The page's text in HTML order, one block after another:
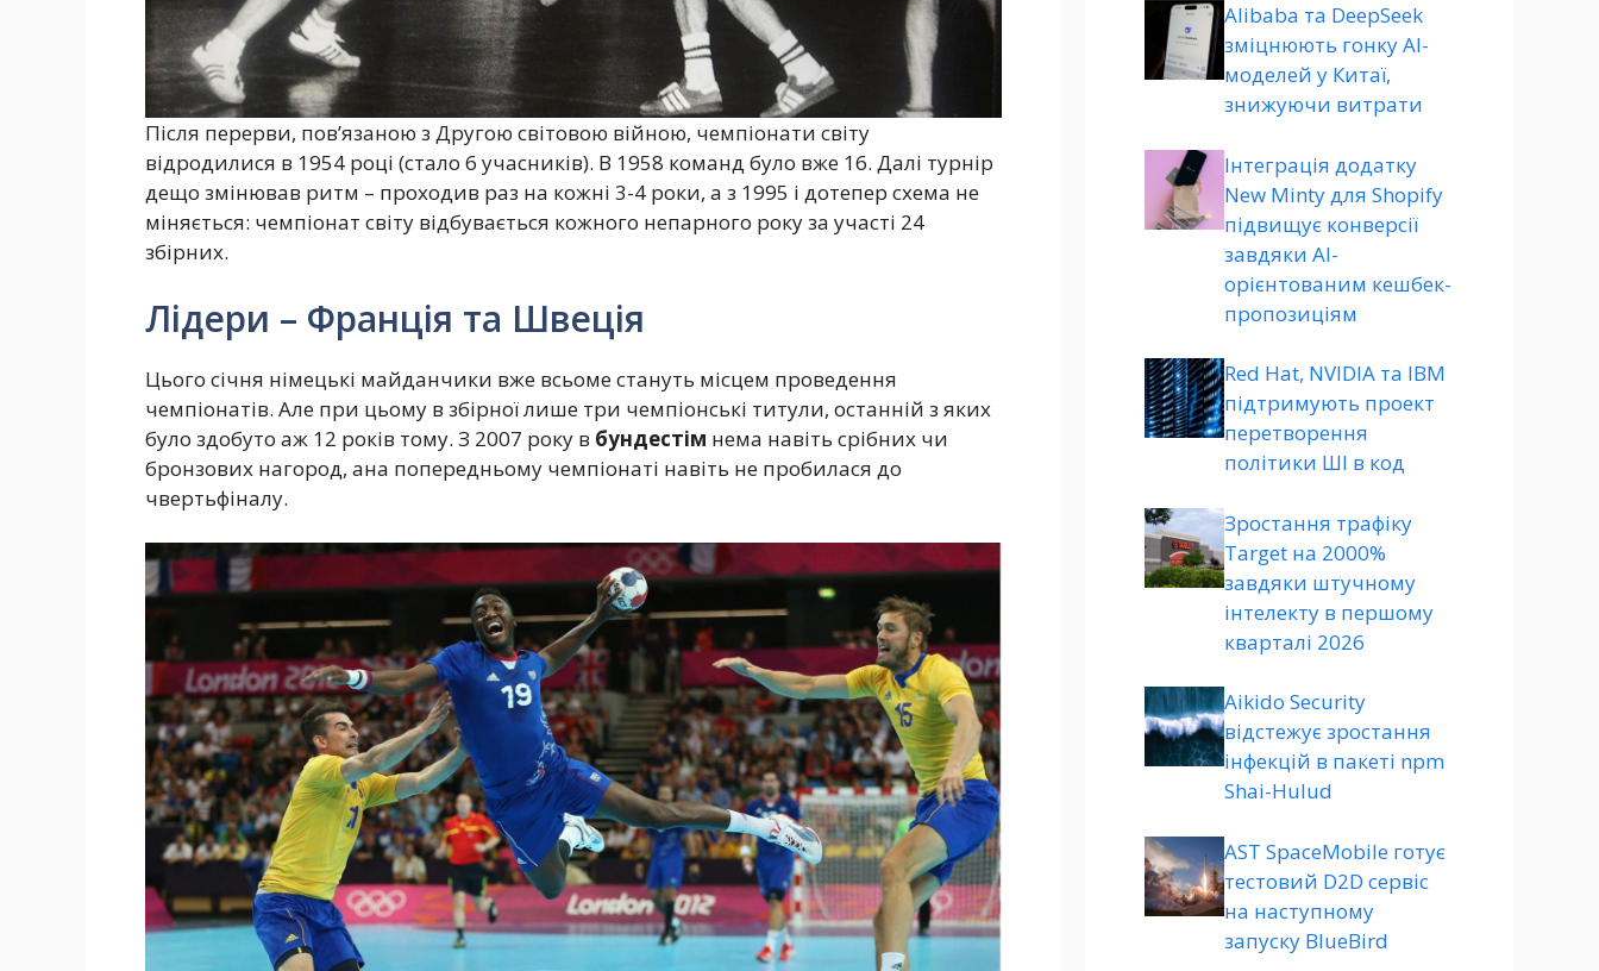
Після перерви, пов’язаною з Другою світовою війною, чемпіонати світу
відродилися в 1954 році (стало 6 учасників). В 1958 команд було вже 16. Далі турнір
дещо змінював ритм – проходив раз на кожні 3-4 роки, а з 1995 і дотепер схема не
міняється: чемпіонат світу відбувається кожного непарного року за участі 24
збірних.
Лідери – Франція та Швеція
Цього січня німецькі майданчики вже всьоме стануть місцем проведення
чемпіонатів. Але при цьому в збірної лише три чемпіонські титули, останній з яких
було здобуто аж 12 років тому. З 2007 року в бундестім нема навіть срібних чи
бронзових нагород, ана попередньому чемпіонаті навіть не пробилася до
чвертьфіналу.
Alibaba та DeepSeek
зміцнюють гонку AI-
моделей у Китаї,
знижуючи витрати
Інтеграція додатку
New Minty для Shopify
підвищує конверсії
завдяки AI-
орієнтованим кешбек-
пропозиціям
Red Hat, NVIDIA та IBM
підтримують проект
перетворення
політики ШІ в код
Зростання трафіку
Target на 2000%
завдяки штучному
інтелекту в першому
кварталі 2026
Aikido Security
відстежує зростання
інфекцій в пакеті npm
Shai-Hulud
AST SpaceMobile готує
тестовий D2D сервіс
на наступному
запуску BlueBird